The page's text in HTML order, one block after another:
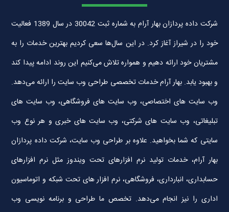
شرکت داده پردازان بهار آرام به شماره ثبت 30042 در سال 1389 فعالیت
خود را در شیراز آغاز کرد. در این سال‌ها سعی کردیم بهترین خدمات را به
مشتریان خود ارائه دهیم و همواره تلاش می‌کنیم این روند ادامه پیدا کند
و بهبود یابد. بهار آرام خدمات تخصصی طراحی وب سایت را ارائه می‌دهد.
وب سایت های اختصاصی، وب سایت های فروشگاهی، وب سایت های
تبلیغاتی، وب سایت های شرکتی، وب سایت های خبری و هر نوع وب
سایتی که شما بخواهید. علاوه بر طراحی وب سایت، شرکت داده پردازان
بهار آرام، خدمات تولید نرم افزارهای تحت ویندوز مثل نرم افزارهای
حسابداری، انبارداری، فروشگاهی، نرم افزار های تحت شبکه و اتوماسیون
اداری را نیز انجام می‌دهد. تخصص ما طراحی و برنامه نویسی وب